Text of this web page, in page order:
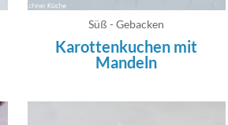
Süß - Gebacken
Karottenkuchen mit
Mandeln